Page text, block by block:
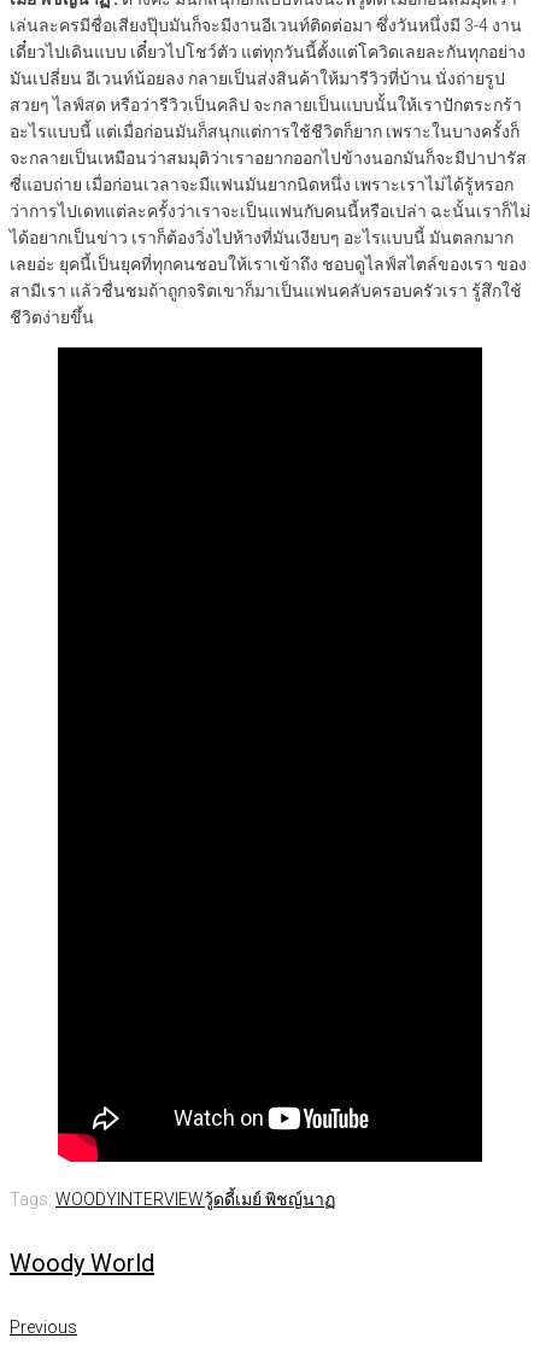
เล่นละครมีชื่อเสียงปุ๊บมันก็จะมีงานอีเวนท์ติดต่อมา ซึ่งวันหนึ่งมี 3-4 งาน
เดี๋ยวไปเดินแบบ เดี๋ยวไปโชว์ตัว แต่ทุกวันนี้ตั้งแต่โควิดเลยละกันทุกอย่าง
มันเปลี่ยน อีเวนท์น้อยลง กลายเป็นส่งสินค้าให้มารีวิวที่บ้าน นั่งถ่ายรูป
สวยๆ ไลฟ์สด หรือว่ารีวิวเป็นคลิป จะกลายเป็นแบบนั้นให้เราปักตระกร้า
อะไรแบบนี้ แต่เมื่อก่อนมันก็สนุกแต่การใช้ชีวิตก็ยาก เพราะในบางครั้งก็
จะกลายเป็นเหมือนว่าสมมุติว่าเราอยากออกไปข้างนอกมันก็จะมีปาปารัส
ซี่แอบถ่าย เมื่อก่อนเวลาจะมีแฟนมันยากนิดหนึ่ง เพราะเราไม่ได้รู้หรอก
ว่าการไปเดทแต่ละครั้งว่าเราจะเป็นแฟนกับคนนี้หรือเปล่า ฉะนั้นเราก็ไม่
ได้อยากเป็นข่าว เราก็ต้องวิ่งไปห้างที่มันเงียบๆ อะไรแบบนี้ มันตลกมาก
เลยอ่ะ ยุคนี้เป็นยุคที่ทุกคนชอบให้เราเข้าถึง ชอบดูไลฟ์สไตล์ของเรา ของ
สามีเรา แล้วชื่นชมถ้าถูกจริตเขาก็มาเป็นแฟนคลับครอบครัวเรา รู้สึกใช้
ชีวิตง่ายขึ้น
Tags: WOODYINTERVIEWวู้ดดี้เมย์ พิชญ์นาฏ
Woody World
แนะแนว
Previous
Previous